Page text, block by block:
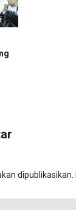
dipublikasikan.